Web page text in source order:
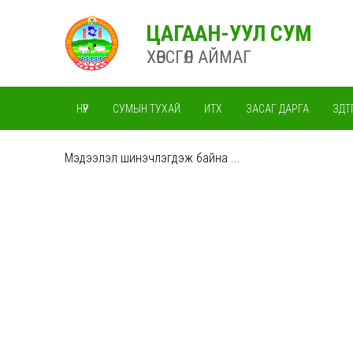
ЦАГААН-УУЛ СУМ
ХӨВСГӨЛ АЙМАГ
НҮҮР СУМЫН ТУХАЙ ИТХ ЗАСАГ ДАРГА
Мэдээлэл шинэчлэгдэж байна ...